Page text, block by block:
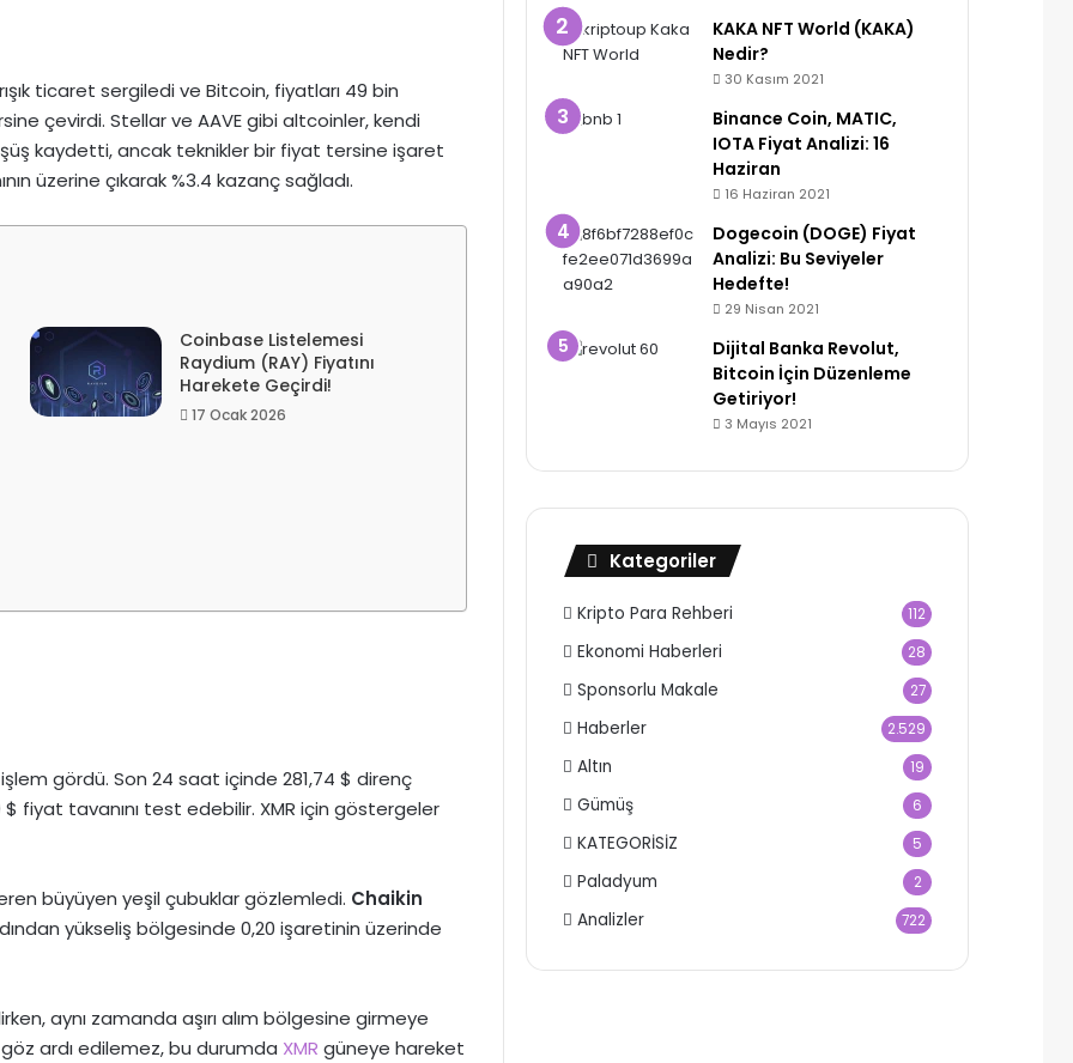
ticaret sergiledi ve Bitcoin, fiyatları 49 bin
çevirdi. Stellar ve AAVE gibi altcoinler, kendi
kaydetti, ancak teknikler bir fiyat tersine işaret
üzerine çıkarak %3.4 kazanç sağladı.
Coinbase Listelemesi
Raydium (RAY) Fiyatını
Harekete Geçirdi!
17 Ocak 2026
gördü. Son 24 saat içinde 281,74 $ direnç
$ fiyat tavanını test edebilir. XMR için göstergeler
büyüyen yeşil çubuklar gözlemledi. Chaikin
yükseliş bölgesinde 0,20 işaretinin üzerinde
aynı zamanda aşırı alım bölgesine girmeye
ardı edilemez, bu durumda XMR güneye hareket
KAKA NFT World (KAKA)
Nedir?
30 Kasım 2021
Binance Coin, MATIC,
IOTA Fiyat Analizi: 16
Haziran
16 Haziran 2021
Dogecoin (DOGE) Fiyat
Analizi: Bu Seviyeler
Hedefte!
29 Nisan 2021
Dijital Banka Revolut,
Bitcoin İçin Düzenleme
Getiriyor!
3 Mayıs 2021
Kategoriler
Kripto Para Rehberi 112
Ekonomi Haberleri 28
Sponsorlu Makale 27
Haberler 2.529
Altın 19
Gümüş 6
KATEGORİSİZ 5
Paladyum 2
Analizler 722